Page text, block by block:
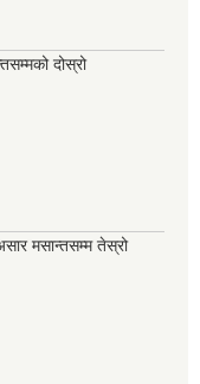
दोस्रो
मसान्तसम्म तेस्रो